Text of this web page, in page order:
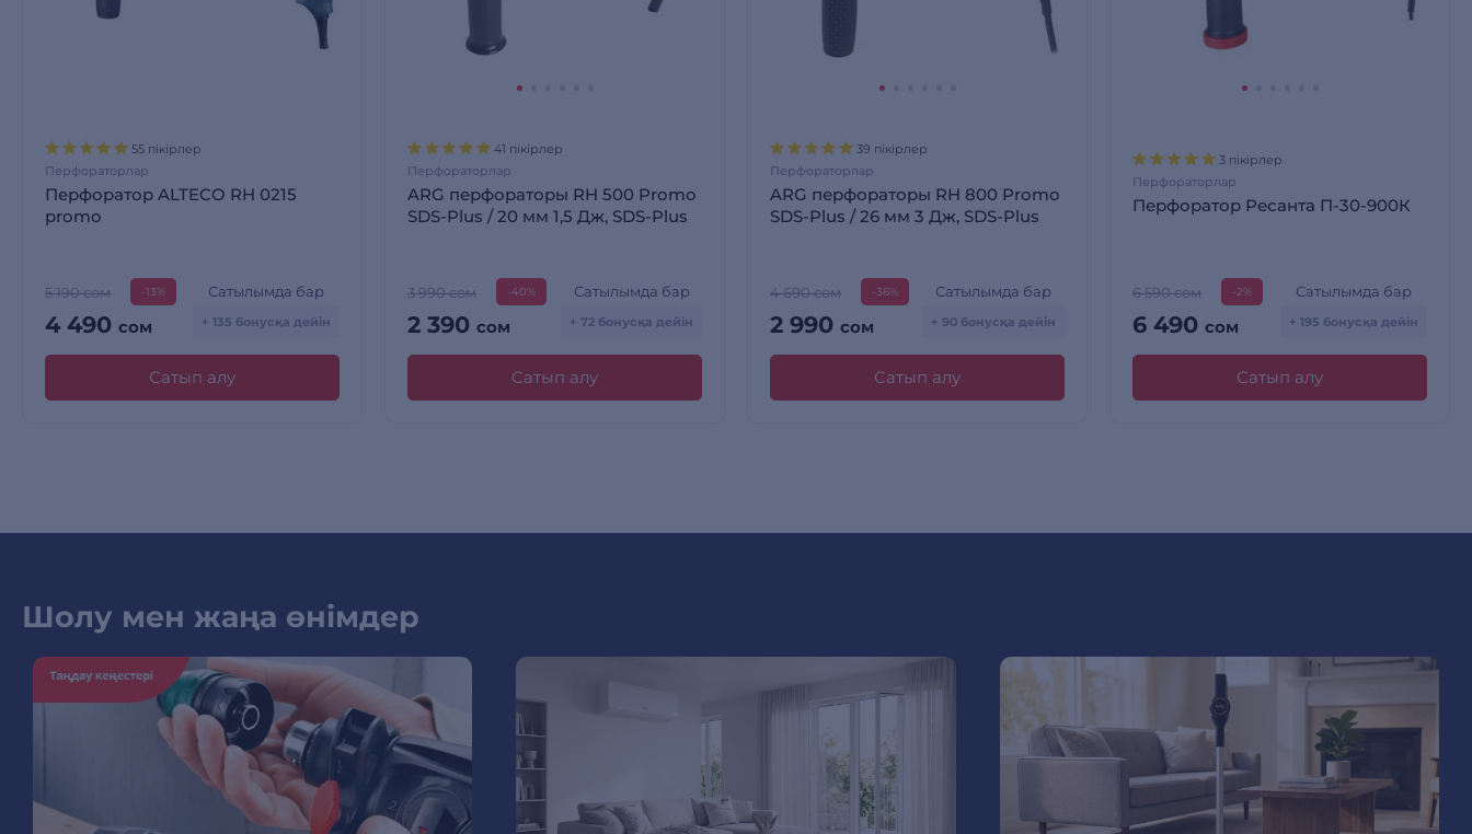
55 пікірлер
Перфораторлар
Перфоратор ALTECO RH 0215
promo
5 190 сом -13%
4 490 сом
Сатылымда бар
+ 135 бонусқа дейін
Сатып алу
41 пікірлер
Перфораторлар
ARG перфораторы RH 500 Promo
SDS-Plus / 20 мм 1,5 Дж, SDS-Plus
3 990 сом -40%
2 390 сом
Сатылымда бар
+ 72 бонусқа дейін
Сатып алу
39 пікірлер
Перфораторлар
ARG перфораторы RH 800 Promo
SDS-Plus / 26 мм 3 Дж, SDS-Plus
4 690 сом -36%
2 990 сом
Сатылымда бар
+ 90 бонусқа дейін
Сатып алу
3 пікірлер
Перфораторлар
Перфоратор Ресанта П-30-900К
6 590 сом -2%
6 490 сом
Сатылымда бар
+ 195 бонусқа дейін
Сатып алу
Шолу мен жаңа өнімдер